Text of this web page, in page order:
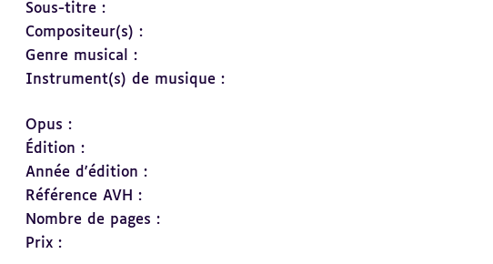
Sous-titre :
Compositeur(s) :
Genre musical :
Instrument(s) de musique :
Opus :
Édition :
Année d'édition :
Référence AVH :
Nombre de pages :
Prix :